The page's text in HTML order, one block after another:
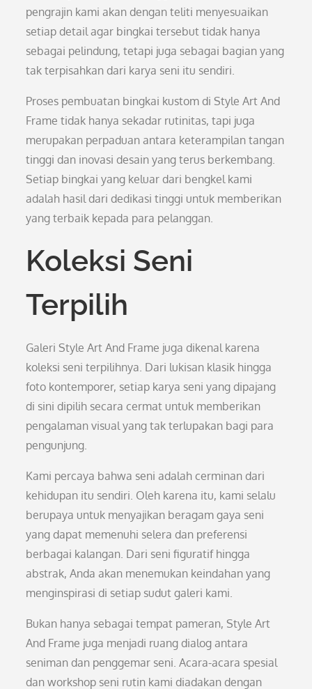
pengrajin kami akan dengan teliti menyesuaikan
setiap detail agar bingkai tersebut tidak hanya
sebagai pelindung, tetapi juga sebagai bagian yang
tak terpisahkan dari karya seni itu sendiri.
Proses pembuatan bingkai kustom di Style Art And
Frame tidak hanya sekadar rutinitas, tapi juga
merupakan perpaduan antara keterampilan tangan
tinggi dan inovasi desain yang terus berkembang.
Setiap bingkai yang keluar dari bengkel kami
adalah hasil dari dedikasi tinggi untuk memberikan
yang terbaik kepada para pelanggan.
Koleksi Seni
Terpilih
Galeri Style Art And Frame juga dikenal karena
koleksi seni terpilihnya. Dari lukisan klasik hingga
foto kontemporer, setiap karya seni yang dipajang
di sini dipilih secara cermat untuk memberikan
pengalaman visual yang tak terlupakan bagi para
pengunjung.
Kami percaya bahwa seni adalah cerminan dari
kehidupan itu sendiri. Oleh karena itu, kami selalu
berupaya untuk menyajikan beragam gaya seni
yang dapat memenuhi selera dan preferensi
berbagai kalangan. Dari seni figuratif hingga
abstrak, Anda akan menemukan keindahan yang
menginspirasi di setiap sudut galeri kami.
Bukan hanya sebagai tempat pameran, Style Art
And Frame juga menjadi ruang dialog antara
seniman dan penggemar seni. Acara-acara spesial
dan workshop seni rutin kami diadakan dengan